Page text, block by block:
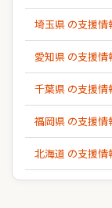
埼玉県 の支援情
愛知県 の支援情
千葉県 の支援情
福岡県 の支援情
北海道 の支援情